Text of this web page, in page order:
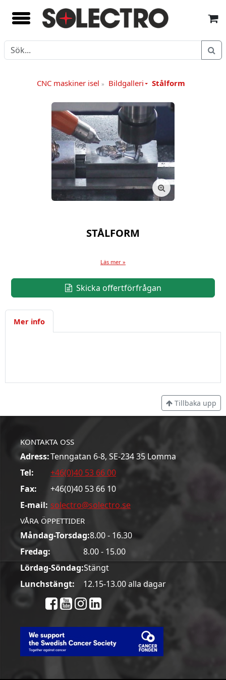
CNC maskiner isel » Bildgalleri Stålform
STÅLFORM
Läs mer »
Skicka offertförfrågan
Mer info
Tillbaka upp
KONTAKTA OSS
Adress:Tenngatan 6-8, SE-234 35 Lomma
Tel:
+46(0)40 53 66 00
Fax:
+46(0)40 53 66 10
E-mail: solectro@solectro.se
VÅRA ÖPPETTIDER
Måndag-Torsdag:8.00 - 16.30
Fredag:
8.00 - 15.00
Lördag-Söndag:Stängt
Lunchstängt:
12.15-13.00 alla dagar